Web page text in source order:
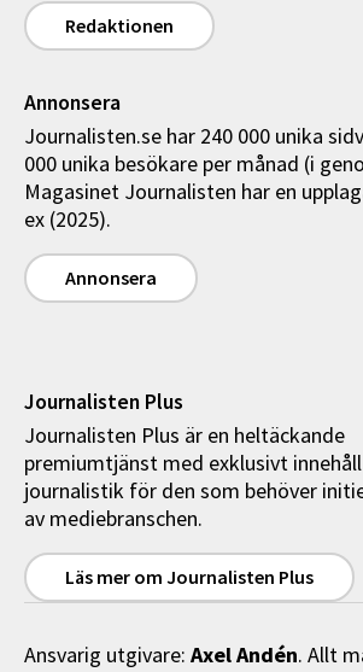
Redaktionen
Annonsera
Journalisten.se har 240 000 unika
000 unika besökare per månad (i
Magasinet Journalisten har en
ex (2025).
Annonsera
Journalisten Plus
Journalisten Plus är en heltäckande
premiumtjänst med exklusivt
journalistik för den som behöver
av mediebranschen.
Läs mer om Journalisten Plus
Ansvarig utgivare: Axel Andén. Allt